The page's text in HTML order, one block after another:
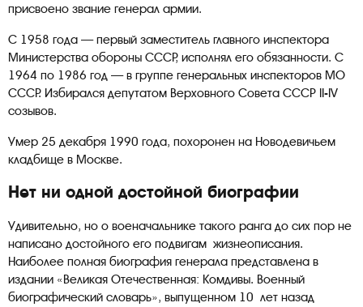
присвоено звание генерал армии.
С 1958 года — первый заместитель главного инспектора
Министерства обороны СССР, исполнял его обязанности. С
1964 по 1986 год — в группе генеральных инспекторов МО
СССР. Избирался депутатом Верховного Совета СССР II-IV
созывов.
Умер 25 декабря 1990 года, похоронен на Новодевичьем
кладбище в Москве.
Нет ни одной достойной биографии
Удивительно, но о военачальнике такого ранга до сих пор не
написано достойного его подвигам жизнеописания.
Наиболее полная биография генерала представлена в
издании «Великая Отечественная: Комдивы. Военный
биографический словарь», выпущенном 10 лет назад